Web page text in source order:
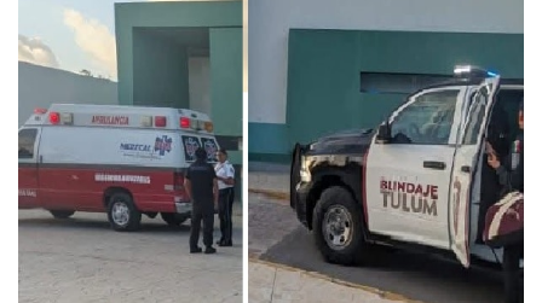
Tags: derechos feministas mujeres Seguridad